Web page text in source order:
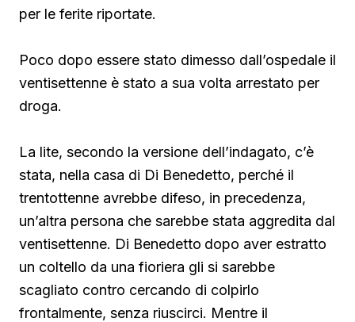
per le ferite riportate.
Poco dopo essere stato dimesso dall’ospedale il
ventisettenne è stato a sua volta arrestato per
droga.
La lite, secondo la versione dell’indagato, c’è
stata, nella casa di Di Benedetto, perché il
trentottenne avrebbe difeso, in precedenza,
un’altra persona che sarebbe stata aggredita dal
ventisettenne. Di Benedetto dopo aver estratto
un coltello da una fioriera gli si sarebbe
scagliato contro cercando di colpirlo
frontalmente, senza riuscirci. Mentre il